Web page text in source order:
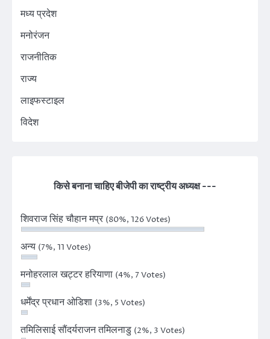
मध्य प्रदेश
मनोरंजन
राजनीतिक
राज्य
लाइफस्टाइल
विदेश
किसे बनाना चाहिए बीजेपी का राष्ट्रीय अध्यक्ष ---
शिवराज सिंह चौहान मप्र (80%, 126 Votes)
अन्य (7%, 11 Votes)
मनोहरलाल खट्टर हरियाणा (4%, 7 Votes)
धर्मेंद्र प्रधान ओडिशा (3%, 5 Votes)
तमिलिसाई सौंदर्यराजन तमिलनाडु (2%, 3 Votes)